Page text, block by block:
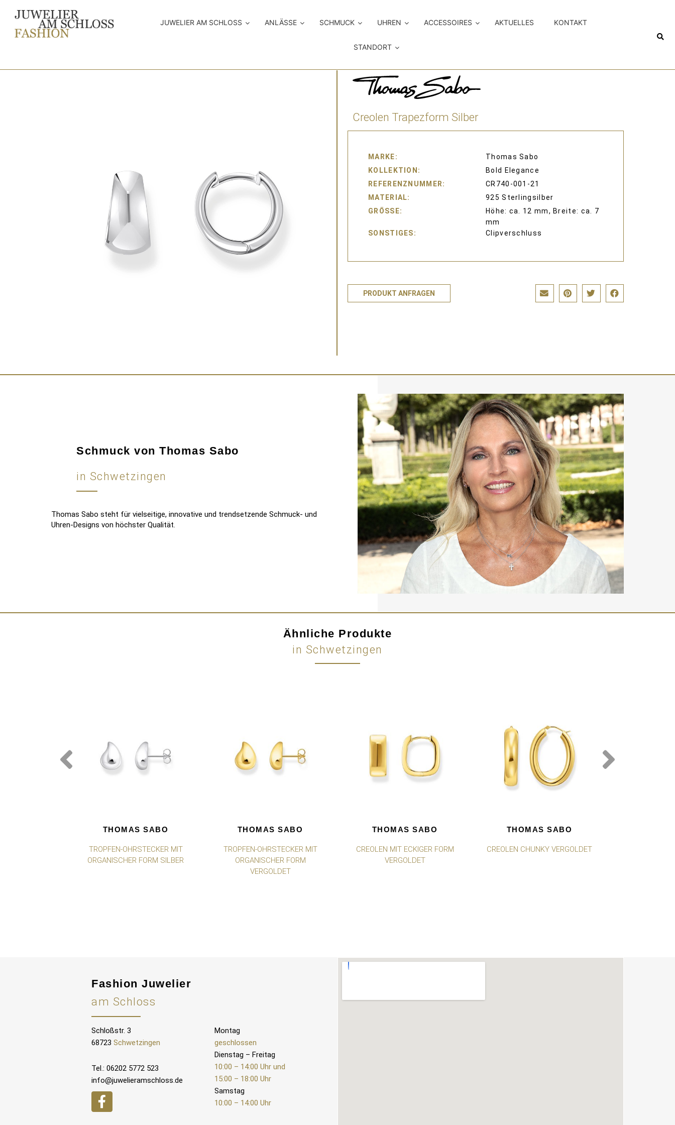
JUWELIER AM SCHLOSS ANLÄSSE SCHMUCK UHREN ACCESSOIRES AKTUELLES KONTAKT
STANDORT
Creolen Trapezform Silber
MARKE
Thomas Sabo
KOLLEKTION
Bold Elegance
REFERENZNUMMER
CR740-001-21
MATERIAL
925 Sterlingsilber
GRÖSSE
Höhe: ca. 12 mm, Breite: ca. 7
mm
SONSTIGES
Clipverschluss
PRODUKT ANFRAGEN
Schmuck von Thomas Sabo
in Schwetzingen
Thomas Sabo steht für vielseitige, innovative und trendsetzende Schmuck- und
Uhren-Designs von höchster Qualität.
Ähnliche Produkte
in Schwetzingen
THOMAS SABO
TROPFEN-OHRSTECKER MIT
ORGANISCHER FORM SILBER
THOMAS SABO
TROPFEN-OHRSTECKER MIT
ORGANISCHER FORM
VERGOLDET
THOMAS SABO
CREOLEN MIT ECKIGER FORM
VERGOLDET
THOMAS SABO
CREOLEN CHUNKY VERGOLDET
Fashion Juwelier
am Schloss
Schloßstr. 3
68723 Schwetzingen
Tel.: 06202 5772 523
info@juwelieramschloss.de
Montag
geschlossen
Dienstag – Freitag
10:00 – 14:00 Uhr und
15:00 – 18:00 Uhr
Samstag
10:00 – 14:00 Uhr